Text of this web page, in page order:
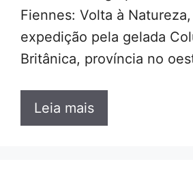
Fiennes: Volta à
expedição pela gelada
Britânica, província no
Leia mais